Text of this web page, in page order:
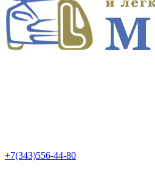
+7(343)556-44-80